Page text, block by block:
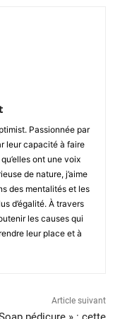
Passionnée par
leur capacité à faire
ont une voix
de nature, j’aime
des mentalités et les
d’égalité. À travers
les causes qui
leur place et à
Article suivant